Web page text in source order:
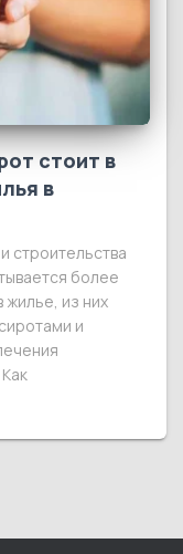
стоит в
в
строительства
более
жилье, из них
и